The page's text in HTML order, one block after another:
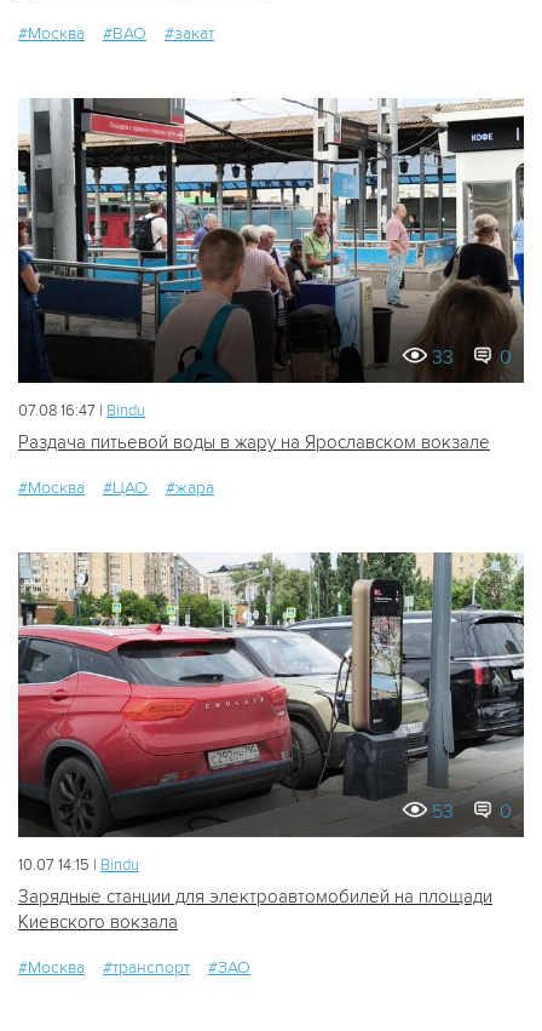
#Москва #ВАО #закат
33 0
07.08 16:47 | Bindu
Раздача питьевой воды в жару на Ярославском вокзале
#Москва #ЦАО #жара
53 0
10.07 14:15 | Bindu
Зарядные станции для электроавтомобилей на площади
Киевского вокзала
#Москва #транспорт #ЗАО